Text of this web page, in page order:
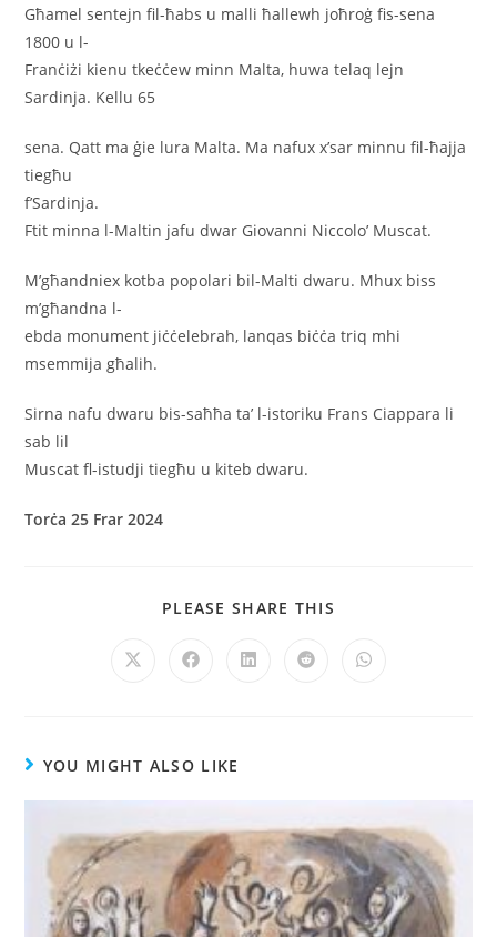
Għamel sentejn fil-ħabs u malli ħallewh joħroġ fis-sena
1800 u l-
Franċiżi kienu tkeċċew minn Malta, huwa telaq lejn
Sardinja. Kellu 65
sena. Qatt ma ġie lura Malta. Ma nafux x’sar minnu fil-ħajja
tiegħu
f’Sardinja.
Ftit minna l-Maltin jafu dwar Giovanni Niccolo’ Muscat.
M’għandniex kotba popolari bil-Malti dwaru. Mhux biss
m’għandna l-
ebda monument jiċċelebrah, lanqas biċċa triq mhi
msemmija għalih.
Sirna nafu dwaru bis-saħħa ta’ l-istoriku Frans Ciappara li
sab lil
Muscat fl-istudji tiegħu u kiteb dwaru.
Torċa 25 Frar 2024
PLEASE SHARE THIS
YOU MIGHT ALSO LIKE